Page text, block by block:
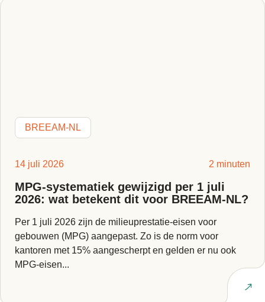
BREEAM-NL
14 juli 2026 2 minuten
MPG-systematiek gewijzigd per 1 juli
2026: wat betekent dit voor BREEAM-NL?
Per 1 juli 2026 zijn de milieuprestatie-eisen voor
gebouwen (MPG) aangepast. Zo is de norm voor
kantoren met 15% aangescherpt en gelden er nu ook
MPG-eisen...
Lees artikel